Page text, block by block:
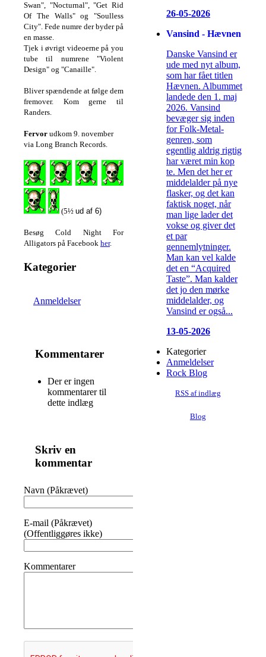
Swan", "Nocturnal", "Get Rid
Of The Walls" og "Soulless
City". Fede numre der byder på
en masse.
Tjek i øvrigt videoerne på you
tube til numrene "Violent
Design" og "Canaille".
Bliver spændende at følge dem
fremover. Kom gerne til
Randers.
Fervor udkom 9. november
via Long Branch Records.
(5½ ud af 6)
Besøg Cold Night For
Alligators på Facebook her.
Kategorier
Anmeldelser
Kommentarer
Der er ingen
kommentarer til
dette indlæg
Skriv en
kommentar
Navn (Påkrævet)
E-mail (Påkrævet)
(Offentliggøres ikke)
Kommentarer
26-05-2026
Vansind - Hævnen
Danske Vansind er
ude med nyt album,
som har fået titlen
Hævnen. Albummet
landede den 1. maj
2026. Vansind
bevæger sig inden
for Folk-Metal-
genren, som
egentlig aldrig rigtig
har været min kop
te. Men det her er
middelalder på nye
flasker, og det kan
faktisk noget, når
man lige lader det
vokse og giver det
et par
gennemlytninger.
Man kan vel kalde
det en “Acquired
Taste”. Man kalder
det jo den mørke
middelalder, og
Vansind er også...
13-05-2026
Kategorier
Anmeldelser
Rock Blog
RSS af indlæg
Blog